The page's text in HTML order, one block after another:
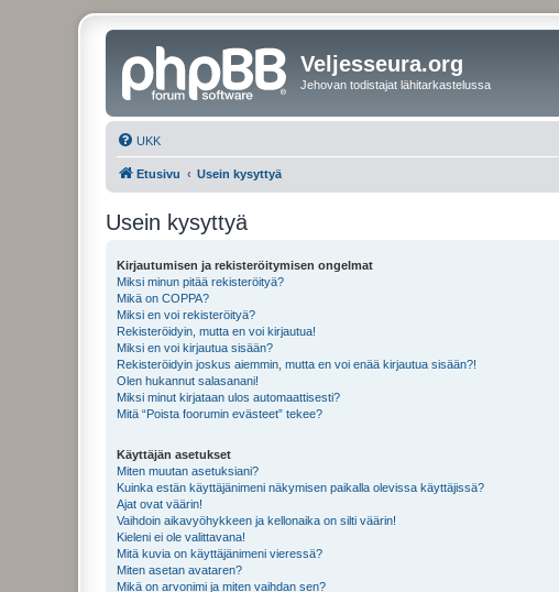
Veljesseura.org
Jehovan todistajat lähitarkastelussa
UKK
Etusivu Usein kysyttyä
Usein kysyttyä
Kirjautumisen ja rekisteröitymisen ongelmat
Miksi minun pitää rekisteröityä?
Mikä on COPPA?
Miksi en voi rekisteröityä?
Rekisteröidyin, mutta en voi kirjautua!
Miksi en voi kirjautua sisään?
Rekisteröidyin joskus aiemmin, mutta en voi enää kirjautua sisään?!
Olen hukannut salasanani!
Miksi minut kirjataan ulos automaattisesti?
Mitä “Poista foorumin evästeet” tekee?
Käyttäjän asetukset
Miten muutan asetuksiani?
Kuinka estän käyttäjänimeni näkymisen paikalla olevissa käyttäjissä?
Ajat ovat väärin!
Vaihdoin aikavyöhykkeen ja kellonaika on silti väärin!
Kieleni ei ole valittavana!
Mitä kuvia on käyttäjänimeni vieressä?
Miten asetan avataren?
Mikä on arvonimi ja miten vaihdan sen?